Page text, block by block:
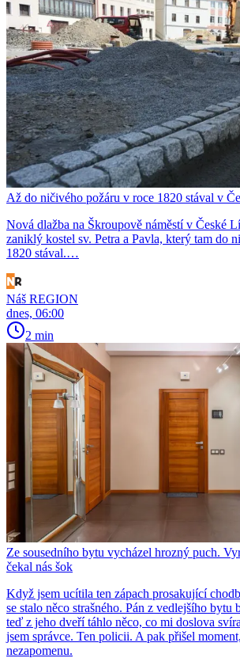
Až do ničivého požáru v roce 1820 stával v
Nová dlažba na Škroupově náměstí v České
zaniklý kostel sv. Petra a Pavla, který tam do
1820 stával.…
Náš REGION
dnes, 06:00
2 min
Ze sousedního bytu vycházel hrozný puch.
čekal nás šok
Když jsem ucítila ten zápach prosakující
se stalo něco strašného. Pán z vedlejšího bytu
teď z jeho dveří táhlo něco, co mi doslova
jsem správce. Ten policii. A pak přišel
nezapomenu.